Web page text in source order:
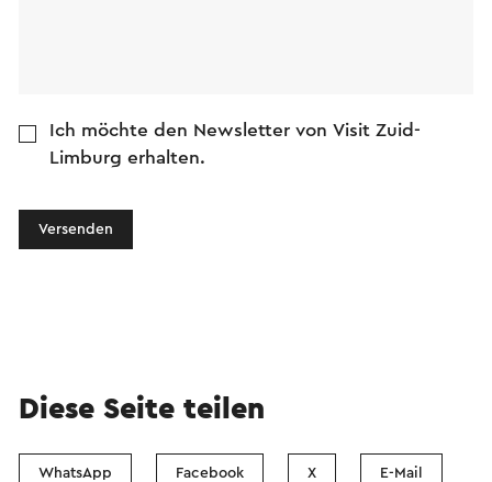
Ich möchte den Newsletter von Visit Zuid-
Limburg erhalten.
Versenden
Diese Seite teilen
WhatsApp Facebook X E-Mail